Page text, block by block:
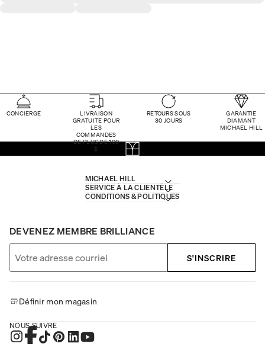
CONCIERGE
LIVRAISON
GRATUITE POUR
LES
COMMANDES
DE PLUS DE 100
$
RETOURS SOUS
30 JOURS
GARANTIE
DIAMANT
MICHAEL HILL
MICHAEL HILL
SERVICE À LA CLIENTÈLE
CONDITIONS & POLITIQUES
DEVENEZ MEMBRE BRILLIANCE
S'INSCRIRE
Définir mon magasin
NOUS SUIVRE